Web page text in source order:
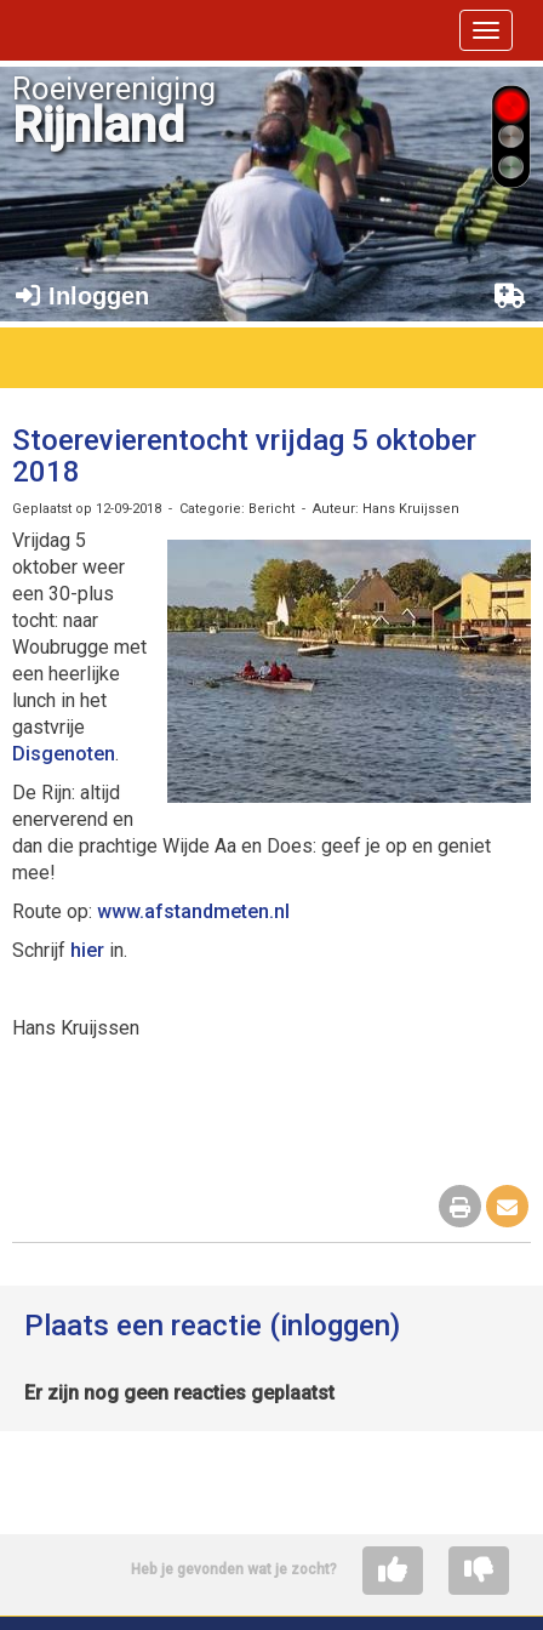
Toggle
Roeivereniging
Rijnland
Inloggen
Stoerevierentocht vrijdag 5 oktober
2018
Geplaatst op 12-09-2018 - Categorie: Bericht - Auteur: Hans Kruijssen
Vrijdag 5
oktober weer
een 30-plus
tocht: naar
Woubrugge met
een heerlijke
lunch in het
gastvrije
Disgenoten.
De Rijn: altijd
enerverend en
dan die prachtige Wijde Aa en Does: geef je op en geniet
mee!
Route op: www.afstandmeten.nl
Schrijf hier in.
Hans Kruijssen
Plaats een reactie (inloggen)
Er zijn nog geen reacties geplaatst
Heb je gevonden wat je zocht?